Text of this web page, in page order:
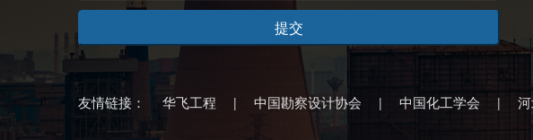
提交
友情链接： 华飞工程 | 中国勘察设计协会 | 中国化工学会 |